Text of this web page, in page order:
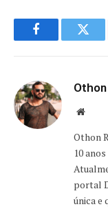
Facebook
Othon
10
portal
única e